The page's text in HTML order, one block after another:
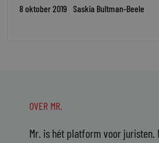
8 oktober 2019 Saskia Bultman-Beele
OVER MR.
Mr. is hét platform voor juristen.